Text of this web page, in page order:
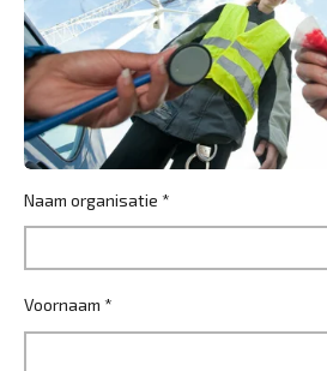
Naam organisatie *
Voornaam *